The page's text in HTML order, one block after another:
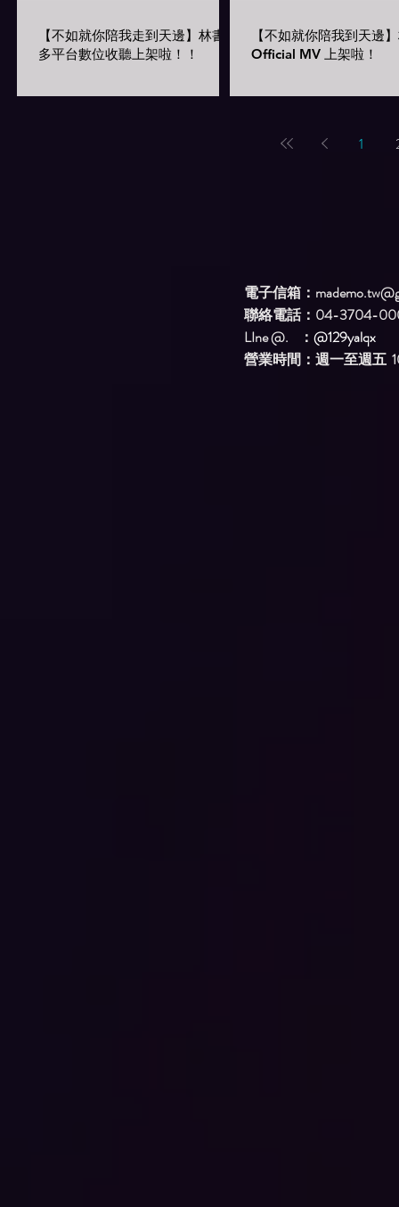
【不如就你陪我走到天邊】林書遇
多平台數位收聽上架啦！！
【不如就你陪我到天邊
Official MV 上架啦！
1
電子信箱：
聯絡電話：04-3704-
LIne @. ： @129yalqx
營業時間：週一至週五